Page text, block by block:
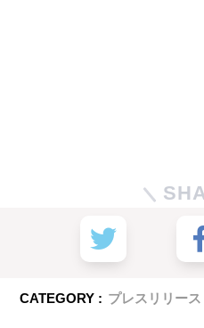
CATEGORY : プレスリリース